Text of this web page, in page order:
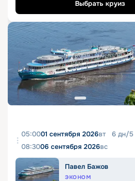
Выбрать круиз
05:0001 сентября 2026вт 6 дн/5
08:3006 сентября 2026вс
Павел Бажов
ЭКОНОМ